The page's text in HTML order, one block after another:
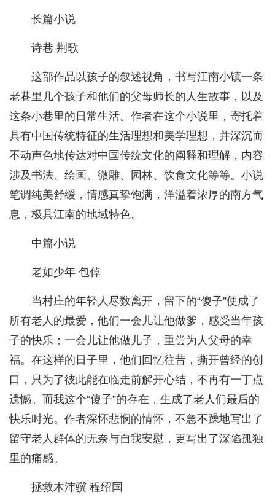
长篇小说
诗巷 荆歌
这部作品以孩子的叙述视角，书写江南小镇一条
老巷里几个孩子和他们的父母师长的人生故事，以及
这条小巷里的日常生活。作者在这个小说里，寄托着
具有中国传统特征的生活理想和美学理想，并深沉而
不动声色地传达对中国传统文化的阐释和理解，内容
涉及书法、绘画、微雕、园林、饮食文化等等。小说
笔调纯美舒缓，情感真挚饱满，洋溢着浓厚的南方气
息，极具江南的地域特色。
中篇小说
老如少年 包倬
当村庄的年轻人尽数离开，留下的“傻子”便成了
所有老人的最爱，他们一会儿让他做爹，感受当年孩
子的快乐；一会儿让他做儿子，重尝为人父母的幸
福。在这样的日子里，他们回忆往昔，撕开曾经的创
口，只为了彼此能在临走前解开心结，不再有一丁点
遗憾。而我这个“傻子”的存在，生成了老人们最后的
快乐时光。作者深怀悲悯的情怀，不急不躁地写出了
留守老人群体的无奈与自我安慰，更写出了深陷孤独
里的痛感。
拯救木沛骥 程绍国